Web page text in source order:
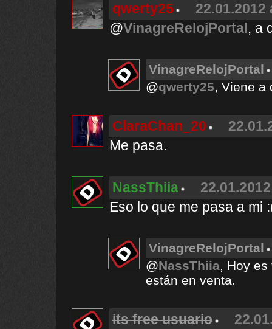
qwerty25
22.01.2012
@VinagreRelojPortal, a
VinagreRelojPortal
@qwerty25, Viene a
ClaraChan_20
Me pasa.
NassThiia
Eso lo que me pasa a mi
VinagreRelojPortal
@NassThiia, Hoy
están en venta.
its free usuario